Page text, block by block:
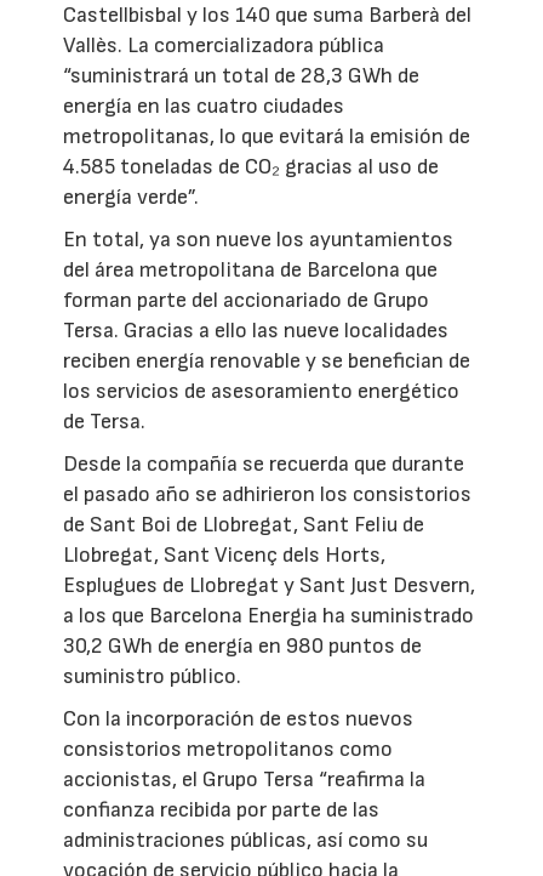
Castellbisbal y los 140 que suma Barberà del
Vallès. La comercializadora pública
“suministrará un total de 28,3 GWh de
energía en las cuatro ciudades
metropolitanas, lo que evitará la emisión de
4.585 toneladas de CO₂ gracias al uso de
energía verde”.
En total, ya son nueve los ayuntamientos
del área metropolitana de Barcelona que
forman parte del accionariado de Grupo
Tersa. Gracias a ello las nueve localidades
reciben energía renovable y se benefician de
los servicios de asesoramiento energético
de Tersa.
Desde la compañía se recuerda que durante
el pasado año se adhirieron los consistorios
de Sant Boi de Llobregat, Sant Feliu de
Llobregat, Sant Vicenç dels Horts,
Esplugues de Llobregat y Sant Just Desvern,
a los que Barcelona Energia ha suministrado
30,2 GWh de energía en 980 puntos de
suministro público.
Con la incorporación de estos nuevos
consistorios metropolitanos como
accionistas, el Grupo Tersa “reafirma la
confianza recibida por parte de las
administraciones públicas, así como su